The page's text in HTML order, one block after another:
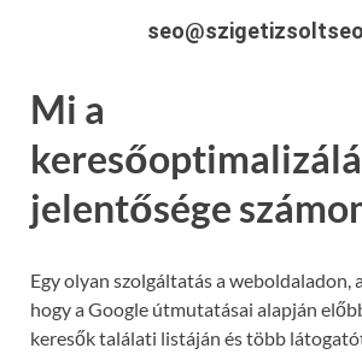
Mi a
jelentősége
Egy olyan szolgáltatás a weboldaladon,
hogy a Google útmutatásai alapján
keresők találati listáján és több